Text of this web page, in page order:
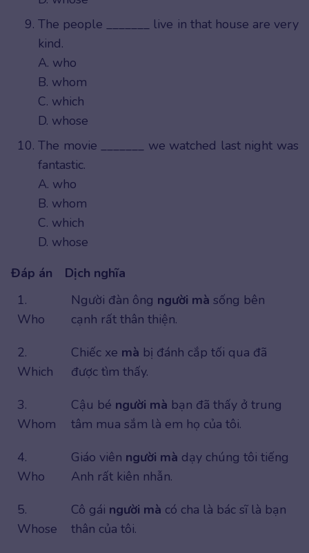
The people _______ live in that house are very
kind.
A. who
B. whom
C. which
D. whose
The movie _______ we watched last night was
fantastic.
A. who
B. whom
C. which
D. whose
Đáp án
Dịch nghĩa
1.
Who
Người đàn ông người mà sống bên
cạnh rất thân thiện.
2.
Which
Chiếc xe mà bị đánh cắp tối qua đã
được tìm thấy.
3.
Whom
Cậu bé người mà bạn đã thấy ở trung
tâm mua sắm là em họ của tôi.
4.
Who
Giáo viên người mà dạy chúng tôi tiếng
Anh rất kiên nhẫn.
5.
Whose
Cô gái người mà có cha là bác sĩ là bạn
thân của tôi.